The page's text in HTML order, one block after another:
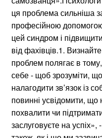
ця проблема сильніша
професійною
цей синдром і
від фахівців.1.
проблем полягає в
себе - щоб зрозуміти,
налагодити зв’язок із
повинні усвідомити, що
похвалити чи
заслуговуєте на